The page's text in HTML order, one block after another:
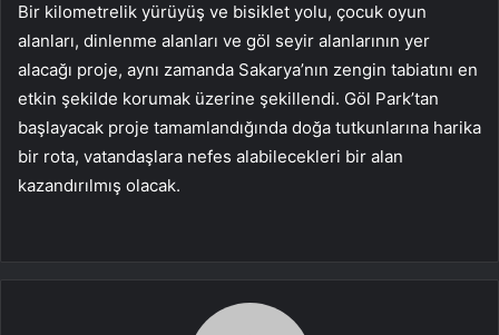
Bir kilometrelik yürüyüş ve bisiklet yolu, çocuk oyun
alanları, dinlenme alanları ve göl seyir alanlarının yer
alacağı proje, aynı zamanda Sakarya’nın zengin tabiatını en
etkin şekilde korumak üzerine şekillendi. Göl Park’tan
başlayacak proje tamamlandığında doğa tutkunlarına harika
bir rota, vatandaşlara nefes alabilecekleri bir alan
kazandırılmış olacak.